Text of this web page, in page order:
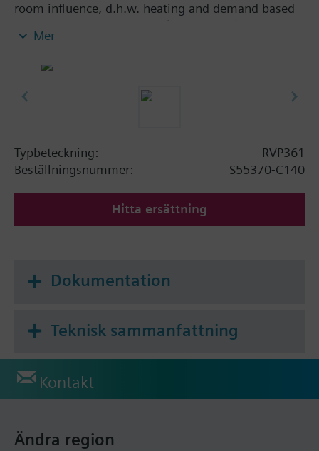
room influence, d.h.w. heating and demand based
boiler temperature control (like RVP360).
RVP361 without LPB communication for standalone
Mer
Typbeteckning:
RVP361
Beställningsnummer:
S55370-C140
Hitta ersättning
Dokumentation
Teknisk sammanfattning
Kontakt
Ändra region